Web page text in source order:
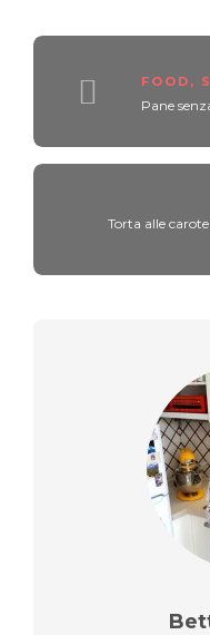
FOOD ,
Pane
Torta alle